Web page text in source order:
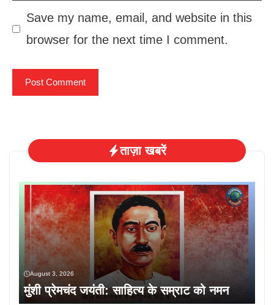
Save my name, email, and website in this
browser for the next time I comment.
ताज़ा खबरें
August 3, 2026
मुंशी प्रेमचंद जयंती: साहित्य के सम्राट को नमन